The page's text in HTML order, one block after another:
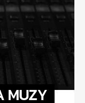
MUZY